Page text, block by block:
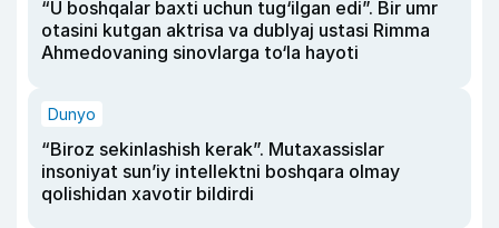
“U boshqalar baxti uchun tug‘ilgan edi”. Bir umr
otasini kutgan aktrisa va dublyaj ustasi Rimma
Ahmedovaning sinovlarga to‘la hayoti
Dunyo
“Biroz sekinlashish kerak”. Mutaxassislar
insoniyat sun’iy intellektni boshqara olmay
qolishidan xavotir bildirdi